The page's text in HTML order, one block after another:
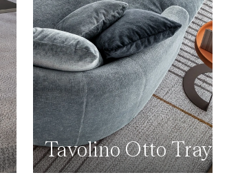
Tavolino Otto Tray